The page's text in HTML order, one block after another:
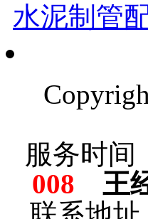
水泥制管
服务时间
008 王